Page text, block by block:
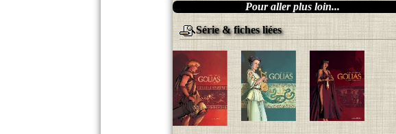
Pour aller plus loin...
Série & fiches liées